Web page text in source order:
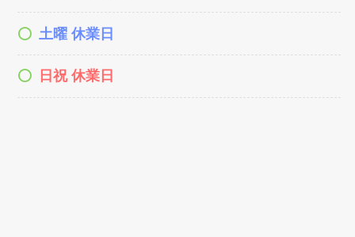
土曜 休業日
日祝 休業日